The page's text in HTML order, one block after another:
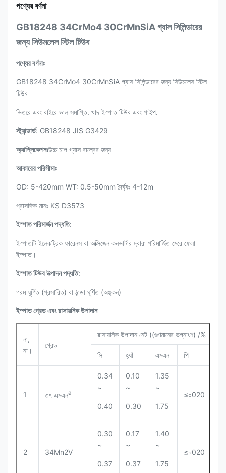
পণ্যের বর্ণনা
GB18248 34CrMo4 30CrMnSiA গ্যাস সিলিন্ডারের
জন্য সিউমলেস স্টিল টিউব
পণ্যের বর্ণনাঃ
GB18248 34CrMo4 30CrMnSiA গ্যাস সিলিন্ডারের জন্য সিউমলেস স্টিল
টিউব
ভিতরে এবং বাইরে ভাল সমাপ্তি. খাদ ইস্পাত টিউব এবং পাইপ.
স্ট্যান্ডার্ড: GB18248 JIS G3429
অ্যাপ্লিকেশনঃউচ্চ চাপ গ্যাস বাল্বের জন্য
আকারের পরিসীমাঃ
OD: 5-420mm WT: 0.5-50mm দৈর্ঘ্যঃ 4-12m
প্রাসঙ্গিক মানঃ KS D3573
ইস্পাত পরিমার্জন পদ্ধতি:
ইস্পাতটি ইলেকট্রিক ফারেনস বা অক্সিজেন কনভার্টার দ্বারা পরিমার্জিত মেরে ফেলা
ইস্পাত।
ইস্পাত টিউব উত্পাদন পদ্ধতি:
গরম ঘূর্ণিত (প্রসারিত) বা ঠান্ডা ঘূর্ণিত (অঙ্কন)
ইস্পাত গ্রেড এবং রাসায়নিক উপাদান
না,
না।
গ্রেড
রাসায়নিক উপাদান নেট ((গুণমানের ভগ্নাংশ) /%
সি হ্যাঁ এমএন পি
1 ৩৭ এমএনa
0.34
~
0.40
0.10
~
0.30
1.35
~
1.75
≤০020
2 34Mn2V
0.30
~
0.37
0.17
~
0.37
1.40
~
1.75
≤০020